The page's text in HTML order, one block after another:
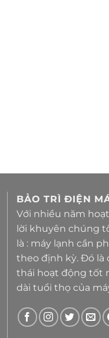
BẢO TRÌ ĐIỆN
Với nhiều năm
lời khuyên chúng
là : máy lạnh cần
theo định kỳ. Đó là
thái hoạt động tốt
dài tuổi thọ của